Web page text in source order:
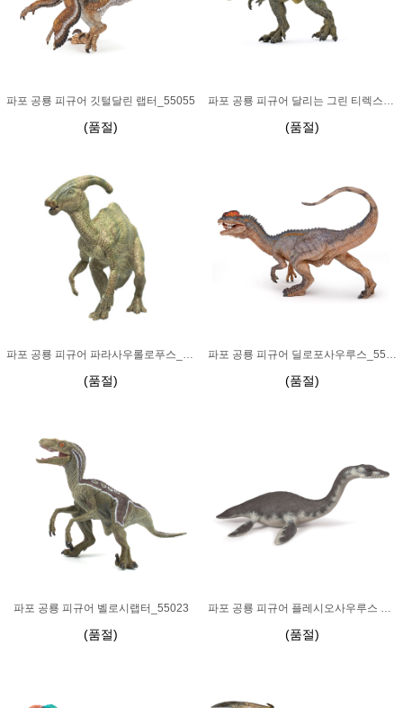
파포 공룡 피규어 깃털달린 랩터_55055
(품절)
파포 공룡 피규어 달리는 그린 티렉스_55027
(품절)
파포 공룡 피규어 파라사우롤로푸스_55004
(품절)
파포 공룡 피규어 딜로포사우루스_55035
(품절)
파포 공룡 피규어 벨로시랩터_55023
(품절)
파포 공룡 피규어 플레시오사우루스 55021
(품절)